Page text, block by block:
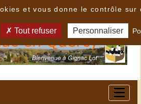
et vous donne le contrôle sur
Tout refuser Personnaliser